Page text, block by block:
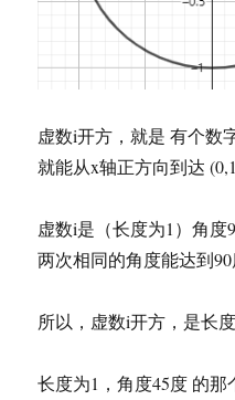
虚数i开方，就是 有个数
就能从x轴正方向到达
虚数i是（长度为1）角
两次相同的角度能达到90
所以，虚数i开方，是长
长度为1，角度45度 的